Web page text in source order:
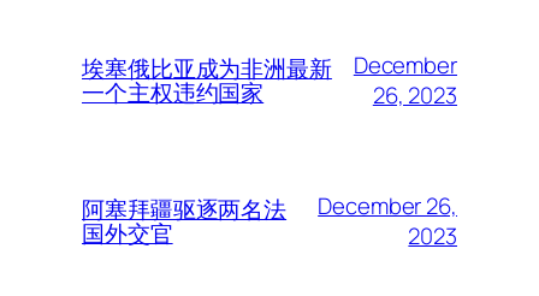
埃塞俄比亚成为非洲最新
一个主权违约国家
December
26, 2023
阿塞拜疆驱逐两名法
国外交官
December 26,
2023